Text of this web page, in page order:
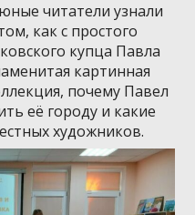
читатели узнали
как с простого
купца Павла
картинная
почему Павел
её городу и какие
художников.